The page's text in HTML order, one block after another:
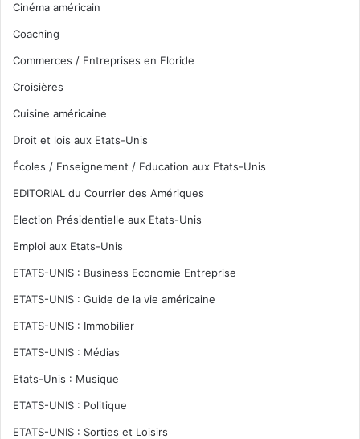
Cinéma américain
Coaching
Commerces / Entreprises en Floride
Croisières
Cuisine américaine
Droit et lois aux Etats-Unis
Écoles / Enseignement / Education aux Etats-Unis
EDITORIAL du Courrier des Amériques
Election Présidentielle aux Etats-Unis
Emploi aux Etats-Unis
ETATS-UNIS : Business Economie Entreprise
ETATS-UNIS : Guide de la vie américaine
ETATS-UNIS : Immobilier
ETATS-UNIS : Médias
Etats-Unis : Musique
ETATS-UNIS : Politique
ETATS-UNIS : Sorties et Loisirs